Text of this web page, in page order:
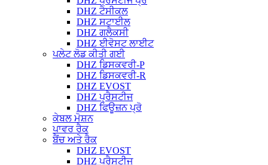
DHZ ਟੈਸੀਕਲ
DHZ ਸਟਾਈਲ
DHZ ਗਲੈਕਸੀ
DHZ ਈਵੋਸਟ ਲਾਈਟ
ਪਲੇਟ ਲੋਡ ਕੀਤੀ ਗਈ
DHZ ਡਿਸਕਵਰੀ-P
DHZ ਡਿਸਕਵਰੀ-R
DHZ EVOST
DHZ ਪ੍ਰੈਸਟੀਜ
DHZ ਫਿਊਜ਼ਨ ਪ੍ਰੋ
ਕੇਬਲ ਮੋਸ਼ਨ
ਪਾਵਰ ਰੈਕ
ਬੈਂਚ ਅਤੇ ਰੈਕ
DHZ EVOST
DHZ ਪ੍ਰੈਸਟੀਜ